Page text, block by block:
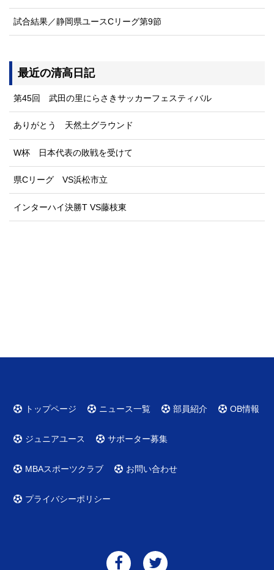
試合結果／静岡県ユースCリーグ第9節
最近の清高日記
第45回 武田の里にらさきサッカーフェスティバル
ありがとう 天然土グラウンド
W杯 日本代表の敗戦を受けて
県Cリーグ VS浜松市立
インターハイ決勝T VS藤枝東
トップページ ニュース一覧 部員紹介 OB情報
ジュニアユース サポーター募集
MBAスポーツクラブ お問い合わせ
プライバシーポリシー